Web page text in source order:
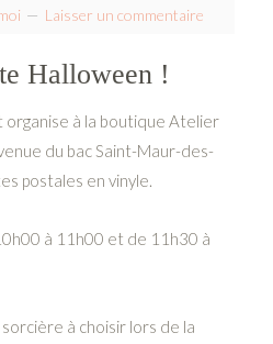
Laisser un commentaire
Halloween !
à la boutique Atelier
du bacSaint-Maur-des-
postales en vinyle.
à 11h00 et de 11h30 à
à choisir lors de la